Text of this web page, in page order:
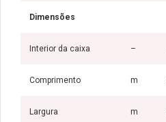
Dimensões
Interior da caixa –
Comprimento m
Largura m